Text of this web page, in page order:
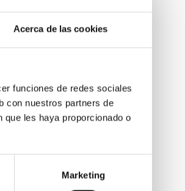
Acerca de las cookies
funciones de redes sociales
con nuestros partners de
les haya proporcionado o
Marketing